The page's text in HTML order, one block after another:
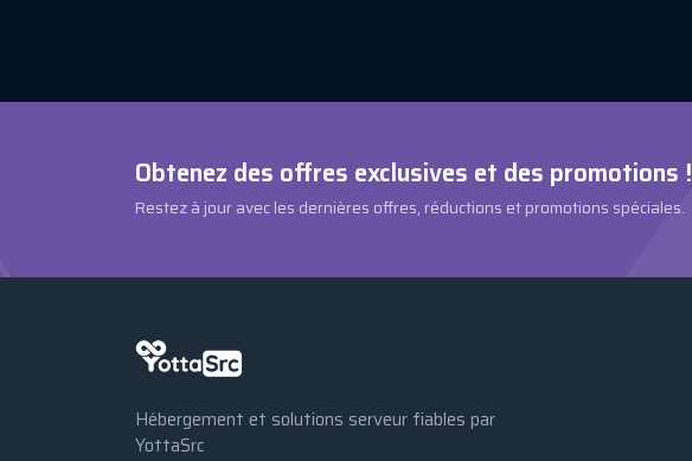
Obtenez des offres exclusives et des promotions !
Restez à jour avec les dernières offres, réductions et promotions spéciales.
Hébergement et solutions serveur fiables par
YottaSrc